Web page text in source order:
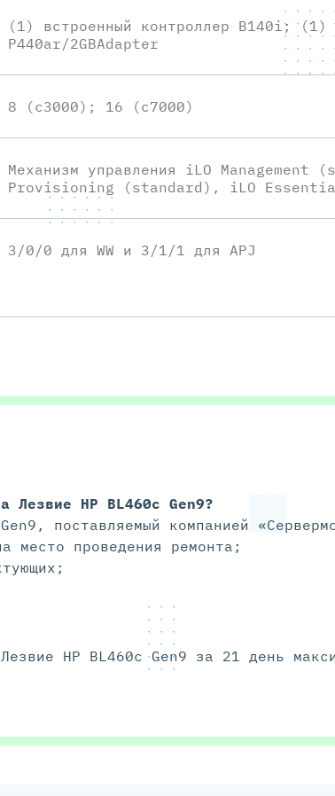
(1) встроенный контроллер B140i;
P440ar/2GBAdapter
8 (c3000); 16 (c7000)
Механизм управления iLO
Provisioning (standard), iLO
3/0/0 для WW и 3/1/1 для APJ
Лезвие HP BL460c Gen9?
поставляемый компанией
место проведения ремонта;
HP BL460c Gen9 за 21 день